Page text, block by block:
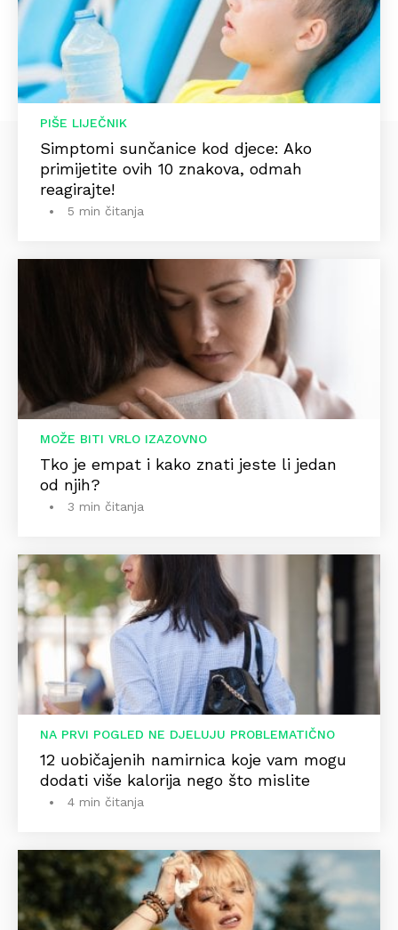
PIŠE LIJEČNIK
Simptomi sunčanice kod djece: Ako
primijetite ovih 10 znakova, odmah
reagirajte!
5 min čitanja
MOŽE BITI VRLO IZAZOVNO
Tko je empat i kako znati jeste li jedan
od njih?
3 min čitanja
NA PRVI POGLED NE DJELUJU PROBLEMATIČNO
12 uobičajenih namirnica koje vam mogu
dodati više kalorija nego što mislite
4 min čitanja